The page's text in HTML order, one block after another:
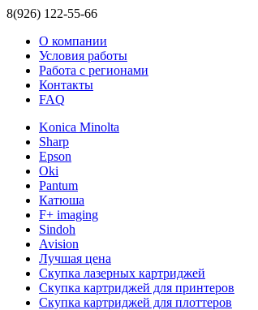
8(926) 122-55-66
О компании
Условия работы
Работа с регионами
Контакты
FAQ
Konica Minolta
Sharp
Epson
Oki
Pantum
Катюша
F+ imaging
Sindoh
Avision
Лучшая цена
Скупка лазерных картриджей
Скупка картриджей для принтеров
Скупка картриджей для плоттеров